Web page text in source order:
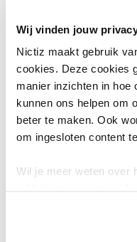
Wij vinden jouw
Nictiz maakt gebruik
cookies. Deze cookies
manier inzichten in hoe
kunnen ons helpen om
beter te maken. Ook
om ingesloten content
Wil je meer weten over
Beheerder (INT)
Licentie nodig
Businessmodel